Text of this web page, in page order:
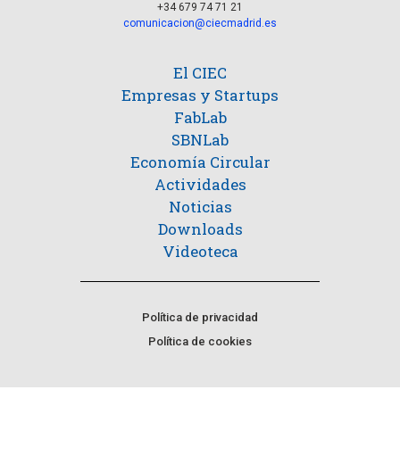
+34 679 74 71 21
comunicacion@ciecmadrid.es
El CIEC
Empresas y Startups
FabLab
SBNLab
Economía Circular
Actividades
Noticias
Downloads
Videoteca
Política de privacidad
Política de cookies